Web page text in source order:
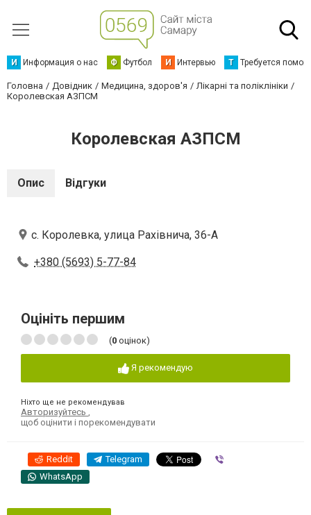
И Информация о нас Ф Футбол И Интервью Т Требуется
Головна Довідник Медицина, здоров'я
Лікарні та поліклініки
Королевская АЗПСМ
Королевская АЗПСМ
Опис Відгуки
с. Королевка, улица Рахівнича, 36-А
+380 (5693) 5-77-84
Оцініть першим
(0 оцінок)
Я рекомендую
Ніхто ще не рекомендував
Авторизуйтесь
щоб оцінити і порекомендувати
Reddit Telegram
WhatsApp